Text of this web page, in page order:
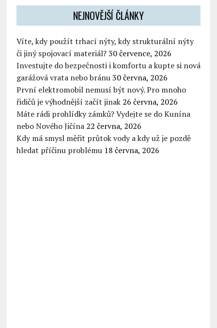
NEJNOVĚJŠÍ ČLÁNKY
Víte, kdy použít trhací nýty, kdy strukturální nýty
či jiný spojovací materiál? 30 července, 2026
Investujte do bezpečnosti i komfortu a kupte si nová
garážová vrata nebo bránu 30 června, 2026
První elektromobil nemusí být nový. Pro mnoho
řidičů je výhodnější začít jinak 26 června, 2026
Máte rádi prohlídky zámků? Vydejte se do Kunína
nebo Nového Jičína 22 června, 2026
Kdy má smysl měřit průtok vody a kdy už je pozdě
hledat příčinu problému 18 června, 2026